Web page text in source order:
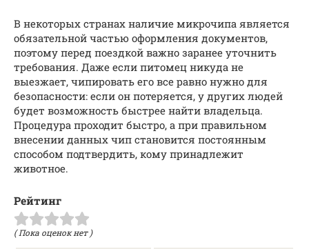
В некоторых странах наличие микрочипа является
обязательной частью оформления документов,
поэтому перед поездкой важно заранее уточнить
требования. Даже если питомец никуда не
выезжает, чипировать его все равно нужно для
безопасности: если он потеряется, у других людей
будет возможность быстрее найти владельца.
Процедура проходит быстро, а при правильном
внесении данных чип становится постоянным
способом подтвердить, кому принадлежит
животное.
Рейтинг
( Пока оценок нет )